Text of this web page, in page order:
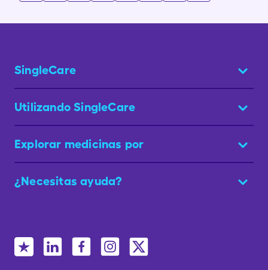
SingleCare
Utilizando SingleCare
Explorar medicinas por
¿Necesitas ayuda?